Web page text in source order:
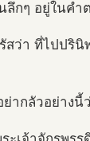
ลึกๆ อยู่ในคำ
สว่า ที่ไปปรินิ
ากลัวอย่างนี้